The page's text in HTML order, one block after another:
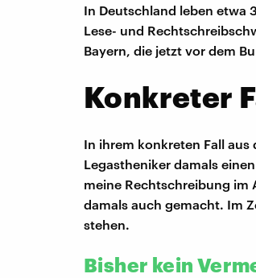
In Deutschland leben etwa
Lese- und
Bayern, die jetzt vor dem
Konkreter
In ihrem konkreten Fall aus
Legastheniker damals
meine Rechtschreibung im
damals auch gemacht. Im
stehen.
Bisher kein